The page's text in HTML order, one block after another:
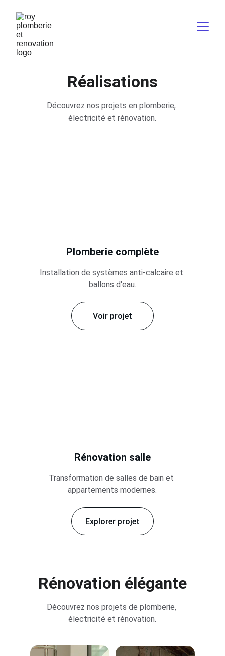
Réalisations
Découvrez nos projets en plomberie,
électricité et rénovation.
Plomberie complète
Installation de systèmes anti-calcaire et
ballons d'eau.
Voir projet
Rénovation salle
Transformation de salles de bain et
appartements modernes.
Explorer projet
Rénovation élégante
Découvrez nos projets de plomberie,
électricité et rénovation.